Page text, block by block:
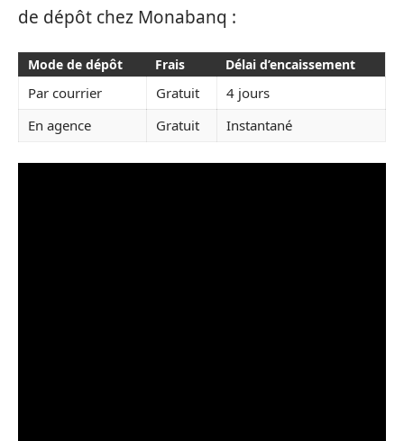
de dépôt chez Monabanq :
Mode de dépôt Frais Délai d’encaissement
Par courrier Gratuit
4 jours
En agence
Gratuit Instantané